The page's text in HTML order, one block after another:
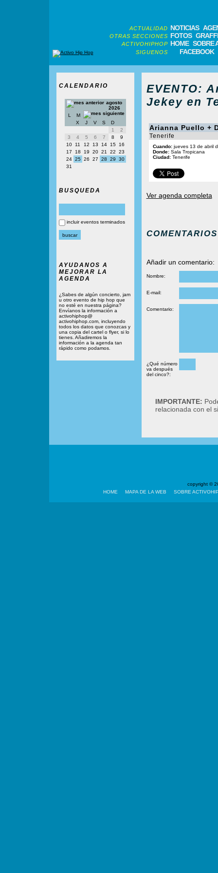
ACTUALIDAD NOTICIAS
OTRAS SECCIONES FOTOS
ACTIVOHIPHOP HOME SOBRE
SIGUENOS FACEBOOK
CALENDARIO
agosto
2026
L
M
X
J V S
D
1
2
3
4 5 6 7 8
9
10
11 12 13 14 15
16
17
18 19 20 21 22
23
24 25 26 27 28 29
30
31
BUSQUEDA
incluir eventos terminados
AYUDANOS A
MEJORAR LA
AGENDA
¿Sabes de algún concierto, jam
u otro evento de hip hop que
no esté en nuestra página?
Envíanos la información a
activohiphop@
activohiphop.com, incluyendo
todos los datos que conozcas y
una copia del cartel o flyer, si lo
tienes. Añadiremos la
información a la agenda tan
rápido como podamos.
EVENTO:
Jekey en
Arianna Puello +
Tenerife
Cuando:jueves 13 de abril
Donde:Sala Tropicana
Ciudad:Tenerife
Ver agenda completa
COMENTARIOS
Añadir un comentario:
Nombre:
E-mail:
Comentario:
¿Qué número
va después
del cinco?:
IMPORTANTE:
relacionada con el
copyright ©
HOME
MAPA DE LA WEB SOBRE